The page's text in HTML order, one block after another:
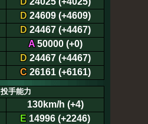
D24609 (+4609)
D24467 (+4467)
A50000 (+0)
D24467 (+4467)
C26161 (+6161)
投手能力
130km/h (+4)
E 14996 (+2246)